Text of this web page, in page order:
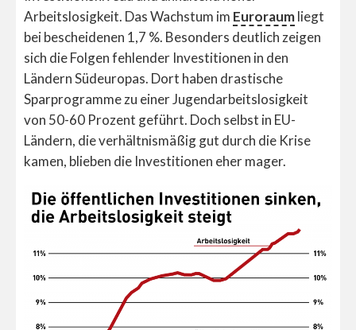
Arbeitslosigkeit. Das Wachstum im Euroraumliegt
bei bescheidenen 1,7 %. Besonders deutlich zeigen
sich die Folgen fehlender Investitionen in den
Ländern Südeuropas. Dort haben drastische
Sparprogramme zu einer Jugendarbeitslosigkeit
von 50-60 Prozent geführt. Doch selbst in EU-
Ländern, die verhältnismäßig gut durch die Krise
kamen, blieben die Investitionen eher mager.